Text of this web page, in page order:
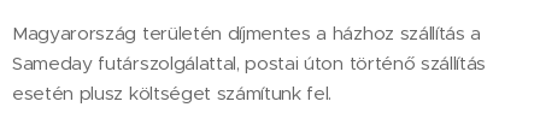
Magyarország területén díjmentes a házhoz szállítás a
Sameday futárszolgálattal, postai úton történő szállítás
esetén plusz költséget számítunk fel.